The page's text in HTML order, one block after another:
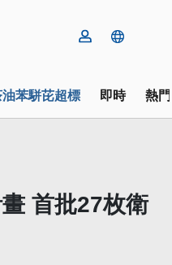
苯駢芘超標 即時 熱
首批27枚衛